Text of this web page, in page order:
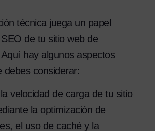
técnica juega un papel
de tu sitio web de
hay algunos aspectos
debes considerar:
velocidad de carga de tu sitio
la optimización de
el uso de caché y la